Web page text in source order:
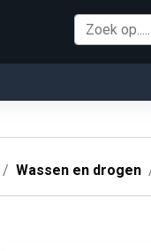
Wassen en drogen